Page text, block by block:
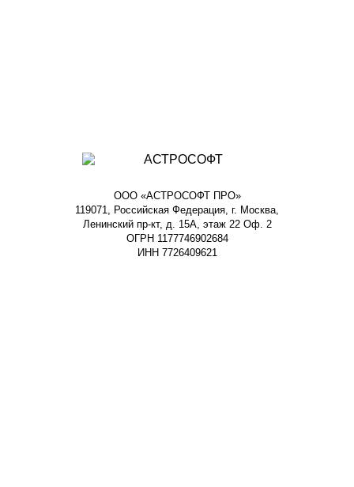
ООО «АСТРОСОФТ ПРО»
119071, Российская Федерация, г. Москва,
Ленинский пр-кт, д. 15А, этаж 22 Оф. 2
ОГРН 1177746902684
ИНН 7726409621